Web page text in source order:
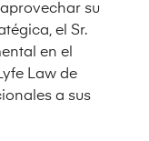
su
el Sr.
en el
Law de
a sus